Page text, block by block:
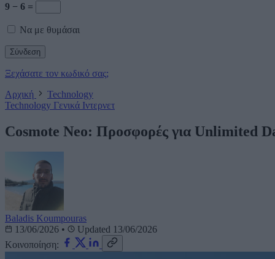
9 − 6 =
Να με θυμάσαι
Ξεχάσατε τον κωδικό σας;
Αρχική
Technology
Technology Γενικά Ιντερνετ
Cosmote Neo: Προσφορές για Unlimited
Baladis Koumpouras
13/06/2026 •
Updated 13/06/2026
Κοινοποίηση: